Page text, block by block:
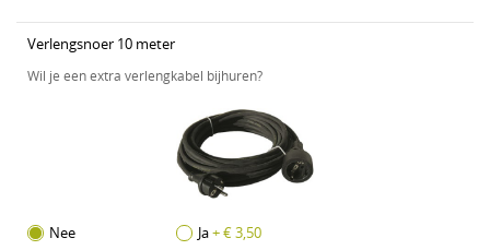
Verlengsnoer 10 meter
Wil je een extra verlengkabel bijhuren?
Nee Ja+ € 3,50